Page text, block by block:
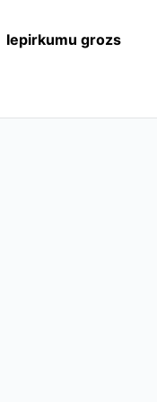
Iepirkumu grozs